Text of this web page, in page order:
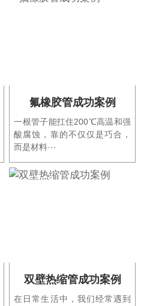
氟橡胶管成功案例
一根管子能扛住200℃高温和强
酸腐蚀，靠的不仅仅是巧合，
而是材料···
双壁热缩管成功案例
在日常生活中，我们经常遇到